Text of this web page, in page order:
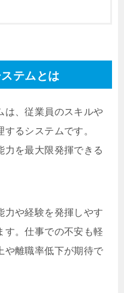
テムとは
は、従業員のスキルや
るシステムです。
力を最大限発揮できる
力や経験を発揮しやす
す。仕事での不安も軽
や離職率低下が期待で